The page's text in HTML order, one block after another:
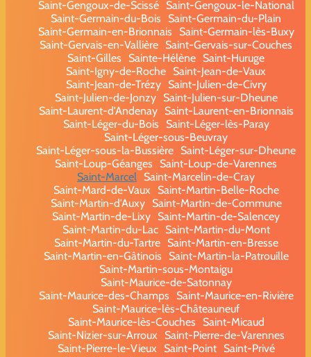
Saint-Gengoux-de-Scissé
Saint-Gengoux-le-National
Saint-Germain-du-Bois
Saint-Germain-du-Plain
Saint-Germain-en-Brionnais
Saint-Germain-lès-Buxy
Saint-Gervais-en-Vallière Saint-Gervais-sur-Couches
Saint-Gilles
Sainte-Hélène Saint-Huruge
Saint-Igny-de-Roche Saint-Jean-de-Vaux
Saint-Jean-de-Trézy
Saint-Julien-de-Civry
Saint-Julien-de-Jonzy
Saint-Julien-sur-Dheune
Saint-Laurent-d'Andenay
Saint-Laurent-en-Brionnais
Saint-Léger-du-Bois
Saint-Léger-lès-Paray
Saint-Léger-sous-Beuvray
Saint-Léger-sous-la-Bussière Saint-Léger-sur-Dheune
Saint-Loup-Géanges
Saint-Loup-de-Varennes
Saint-Marcel
Saint-Marcelin-de-Cray
Saint-Mard-de-Vaux
Saint-Martin-Belle-Roche
Saint-Martin-d'Auxy
Saint-Martin-de-Commune
Saint-Martin-de-Lixy Saint-Martin-de-Salencey
Saint-Martin-du-Lac
Saint-Martin-du-Mont
Saint-Martin-du-Tartre
Saint-Martin-en-Bresse
Saint-Martin-en-Gâtinois
Saint-Martin-la-Patrouille
Saint-Martin-sous-Montaigu
Saint-Maurice-de-Satonnay
Saint-Maurice-des-Champs
Saint-Maurice-en-Rivière
Saint-Maurice-lès-Châteauneuf
Saint-Maurice-lès-Couches
Saint-Micaud
Saint-Nizier-sur-Arroux
Saint-Pierre-de-Varennes
Saint-Pierre-le-Vieux
Saint-Point
Saint-Privé